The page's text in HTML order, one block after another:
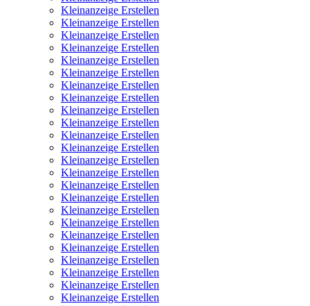
Kleinanzeige Erstellen
Kleinanzeige Erstellen
Kleinanzeige Erstellen
Kleinanzeige Erstellen
Kleinanzeige Erstellen
Kleinanzeige Erstellen
Kleinanzeige Erstellen
Kleinanzeige Erstellen
Kleinanzeige Erstellen
Kleinanzeige Erstellen
Kleinanzeige Erstellen
Kleinanzeige Erstellen
Kleinanzeige Erstellen
Kleinanzeige Erstellen
Kleinanzeige Erstellen
Kleinanzeige Erstellen
Kleinanzeige Erstellen
Kleinanzeige Erstellen
Kleinanzeige Erstellen
Kleinanzeige Erstellen
Kleinanzeige Erstellen
Kleinanzeige Erstellen
Kleinanzeige Erstellen
Kleinanzeige Erstellen